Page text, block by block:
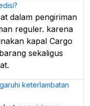
dalam pengiriman
reguler. karena
kapal Cargo
sekaligus
keterlambatan